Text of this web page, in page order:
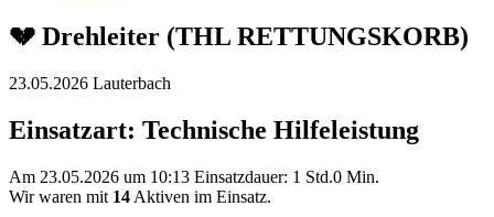
💔 Drehleiter (THL RETTUNGSKORB)
23.05.2026 Lauterbach
Einsatzart: Technische Hilfeleistung
Am 23.05.2026 um 10:13 Einsatzdauer: 1 Std.0 Min.
Wir waren mit 14 Aktiven im Einsatz.